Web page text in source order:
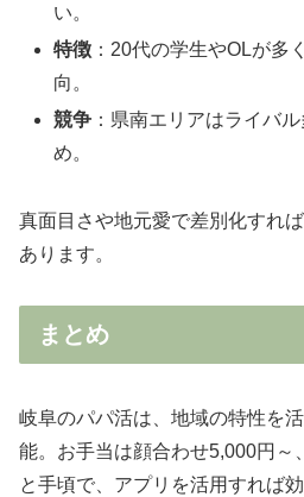
い。
特徴 ：20代の学生やOLが多
向。
競争 ：県南エリアはライバ
め。
真面目さや地元愛で差別化すれ
あります。
まとめ
岐阜のパパ活は、地域の特性を
能。お手当は顔合わせ5,000円～
と手頃で、アプリを活用すれば